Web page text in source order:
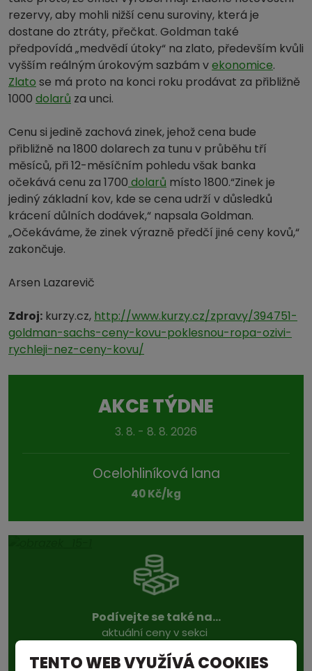
rezervy, aby mohli nižší cenu suroviny, která je
dostane do ztráty, přečkat. Goldman také
předpovídá „medvědí útoky“ na zlato, především kvůli
vyšším reálným úrokovým sazbám vekonomice.
Zlato se má proto na konci roku prodávat za přibližně
1000 dolarů za unci.
Cenu si jedině zachová zinek, jehož cena bude
přibližně na 1800 dolarech za tunu v průběhu tří
měsíců, při 12-měsíčním pohledu však banka
očekává cenu za 1700 dolarů místo 1800.“Zinek je
jediný základní kov, kde se cena udrží v důsledků
krácení důlních dodávek,“ napsala Goldman.
„Očekáváme, že zinek výrazně předčí jiné ceny kovů,“
zakončuje.
Arsen Lazarevič
Zdroj: kurzy.cz, http://www.kurzy.cz/zpravy/394751-
goldman-sachs-ceny-kovu-poklesnou-ropa-ozivi-
rychleji-nez-ceny-kovu/
AKCE TÝDNE
3. 8. - 8. 8. 2026
Ocelohliníková lana
40 Kč/kg
Podívejte se také na...
aktuální ceny v sekci
CENÍK
TENTO WEB VYUŽÍVÁ COOKIES